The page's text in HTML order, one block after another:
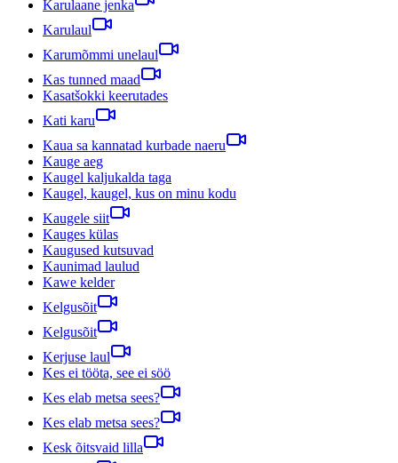
Karulaane jenka
Karulaul
Karumõmmi unelaul
Kas tunned maad
Kasatšokki keerutades
Kati karu
Kaua sa kannatad kurbade naeru
Kauge aeg
Kaugel kaljukalda taga
Kaugel, kaugel, kus on minu kodu
Kaugele siit
Kauges külas
Kaugused kutsuvad
Kaunimad laulud
Kawe kelder
Kelgusõit
Kelgusõit
Kerjuse laul
Kes ei tööta, see ei söö
Kes elab metsa sees?
Kes elab metsa sees?
Kesk õitsvaid lilla